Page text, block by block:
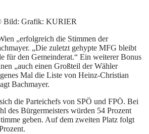
Bild: Grafik: KURIER
„erfolgreich die Stimmen der
„Die zuletzt gehypte MFG bleibt
für den Gemeinderat.“ Ein weiterer Bonus
„auch einen Großteil der Wähler
Mal die Liste von Heinz-Christian
Bachmayer.
die Parteichefs von SPÖ und FPÖ. Bei
des Bürgermeisters würden 54 Prozent
geben. Auf dem zweiten Platz folgt